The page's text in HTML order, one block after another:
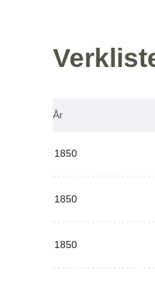
År
1850
1850
1850